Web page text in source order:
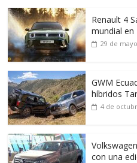
Renault 4
mundial en
29 de
GWM
híbridos
4 de
con una